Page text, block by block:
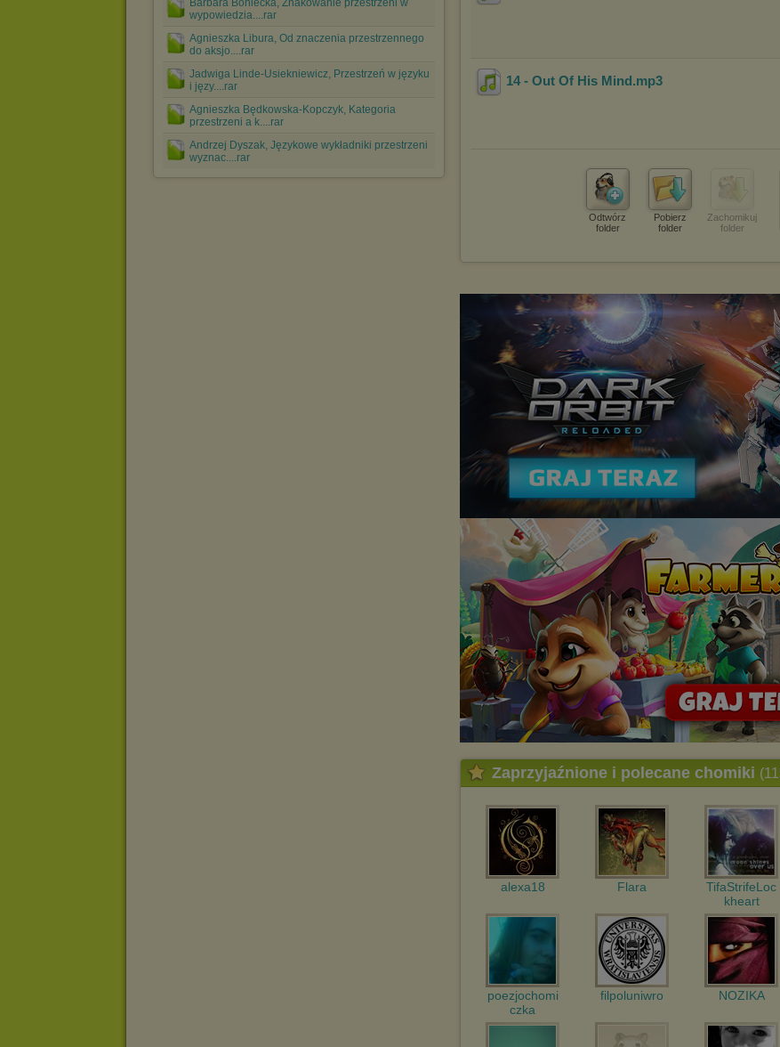
wyświetlona przypadkowo.
sposób uniemożliwiający przechowywanie plików cookies na
dokonując odpowiednich zmian w ustawieniach przeglądarki
internetowej.
Barbara Boniecka, Znakowanie przestrzeni w
wypowiedzia....rar
Agnieszka Libura, Od znaczenia przestrzennego
do aksjo....rar
Jadwiga Linde-Usiekniewicz, Przestrzeń w języku
i języ....rar
Agnieszka Będkowska-Kopczyk, Kategoria
przestrzeni a k....rar
Andrzej Dyszak, Językowe wykładniki przestrzeni
wyznac....rar
14 - Out Of His Mind .mp3
Odtwórz
folder
Pobierz
folder
Zachomikuj
folder
Zaprzyjaźnione i polecane chomiki
alexa18 Flara
TifaStrifeLoc
kheart
poezjochomi
czka
filpoluniwro NOZIKA